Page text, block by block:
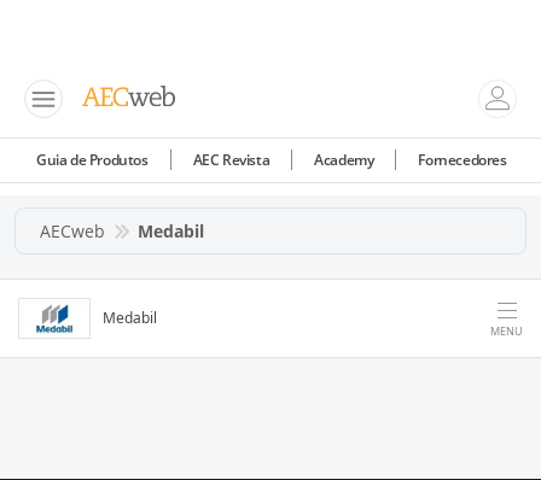
Guia de Produtos AEC Revista Academy Fornecedores
AECweb Medabil
Medabil
MENU